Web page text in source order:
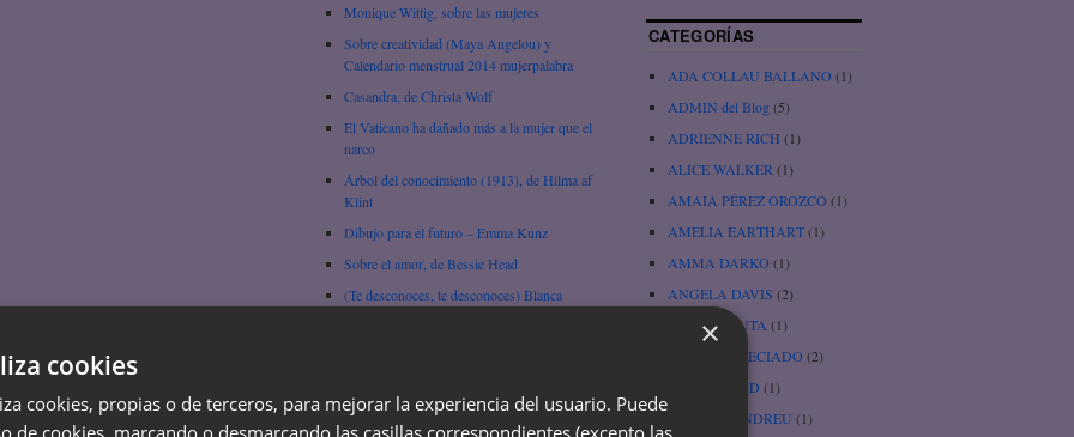
Monique Wittig, sobre las mujeres
Sobre creatividad (Maya Angelou) y
Calendario menstrual 2014 mujerpalabra
Casandra, de Christa Wolf
El Vaticano ha dañado más a la mujer que el
narco
Árbol del conocimiento (1913), de Hilma af
Klint
Dibujo para el futuro – Emma Kunz
Sobre el amor, de Bessie Head
(Te desconoces, te desconoces) Blanca
Ejércitos y religiones del planeta!
Pensar, por Hypatia de Alejandría
CATEGORÍAS
ADA COLLAU BALLANO (1)
ADMIN del Blog(5)
ADRIENNE RICH (1)
ALICE WALKER (1)
AMAIA PÉREZ OROZCO (1)
AMELIA EARTHART(1)
AMMA DARKO (1)
ANGELA DAVIS (2)
BARBI JAPUTA (1)
BEATRIZ PRECIADO (2)
BESSIE HEAD (1)
BLANCA ANDREU (1)
×
cookies
cookies, propias o de terceros, para mejorar la experiencia del usuario. Puede
de cookies, marcando o desmarcando las casillas correspondientes (excepto las